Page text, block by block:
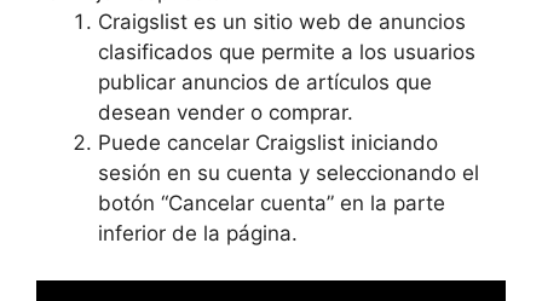
Craigslist es un sitio web de anuncios
clasificados que permite a los usuarios
publicar anuncios de artículos que
desean vender o comprar.
Puede cancelar Craigslist iniciando
sesión en su cuenta y seleccionando el
botón “Cancelar cuenta” en la parte
inferior de la página.